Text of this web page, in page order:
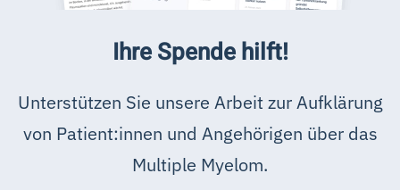
Ihre Spende hilft!
Unterstützen Sie unsere Arbeit zur Aufklärung
von Patient:innen und Angehörigen über das
Multiple Myelom.